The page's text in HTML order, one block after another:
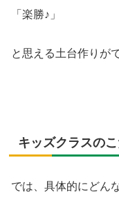
「楽勝♪」
と思える土台作りが
キッズクラスの
では、具体的にどん